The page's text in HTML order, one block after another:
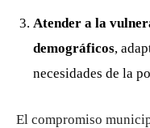
Atender a la
demográficos,
necesidades de la
El compromiso